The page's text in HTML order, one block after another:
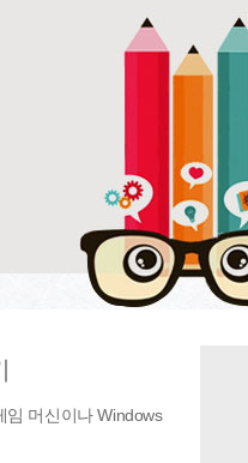
임 머신이나 Windows